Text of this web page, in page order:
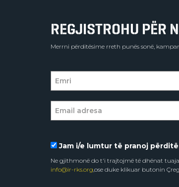
REGJISTROHU PËR
Merrni përditësime rreth punës sonë,
Jam i/e lumtur të pranoj
Ne gjithmonë do t'i trajtojmë të dhënat
info@ir-rks.org,ose duke klikuar butonin